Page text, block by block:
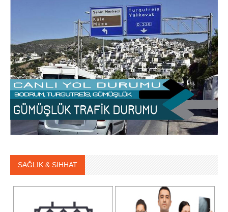
SAĞLIK & SIHHAT